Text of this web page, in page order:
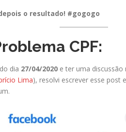
o resultado! #gogogo
CPF:
dia 27/04/2020 e ter uma
Lima), resolvi escrever esse post